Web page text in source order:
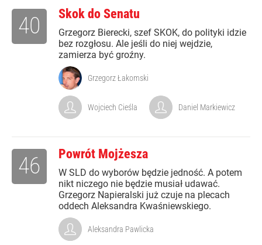
Skok do Senatu
Grzegorz Bierecki, szef SKOK, do polityki idzie
bez rozgłosu. Ale jeśli do niej wejdzie,
zamierza być groźny.
40
Grzegorz Łakomski
Wojciech Cieśla Daniel Markiewicz
Powrót Mojżesza
W SLD do wyborów będzie jedność. A potem
nikt niczego nie będzie musiał udawać.
Grzegorz Napieralski już czuje na plecach
oddech Aleksandra Kwaśniewskiego.
46
Aleksandra Pawlicka